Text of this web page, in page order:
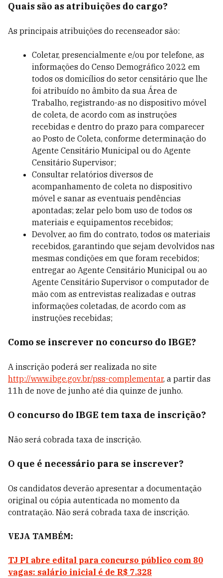
Quais são as atribuições do cargo?
As principais atribuições do recenseador são:
Coletar, presencialmente e/ou por telefone, as
informações do Censo Demográfico 2022 em
todos os domicílios do setor censitário que lhe
foi atribuído no âmbito da sua Área de
Trabalho, registrando-as no dispositivo móvel
de coleta, de acordo com as instruções
recebidas e dentro do prazo para comparecer
ao Posto de Coleta, conforme determinação do
Agente Censitário Municipal ou do Agente
Censitário Supervisor;
Consultar relatórios diversos de
acompanhamento de coleta no dispositivo
móvel e sanar as eventuais pendências
apontadas; zelar pelo bom uso de todos os
materiais e equipamentos recebidos;
Devolver, ao fim do contrato, todos os materiais
recebidos, garantindo que sejam devolvidos nas
mesmas condições em que foram recebidos;
entregar ao Agente Censitário Municipal ou ao
Agente Censitário Supervisor o computador de
mão com as entrevistas realizadas e outras
informações coletadas, de acordo com as
instruções recebidas;
Como se inscrever no concurso do IBGE?
A inscrição poderá ser realizada no site
http://www.ibge.gov.br/pss-complementar, a partir das
11h de nove de junho até dia quinze de junho.
O concurso do IBGE tem taxa de inscrição?
Não será cobrada taxa de inscrição.
O que é necessário para se inscrever?
Os candidatos deverão apresentar a documentação
original ou cópia autenticada no momento da
contratação. Não será cobrada taxa de inscrição.
VEJA TAMBÉM:
TJ PI abre edital para concurso público com 80
vagas: salário inicial é de R$ 7.328